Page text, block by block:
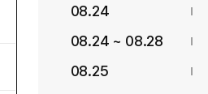
08.24
08.24 ~ 08.28
08.25